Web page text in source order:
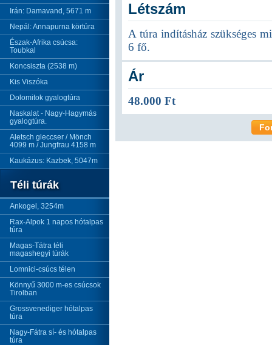
Irán: Damavand, 5671 m
Nepál: Annapurna körtúra
Észak-Afrika csúcsa:
Toubkal
Koncsiszta (2538 m)
Kis Viszóka
Dolomitok gyalogtúra
Naskalat - Nagy-Hagymás
gyalogtúra.
Aletsch gleccser / Mönch
4099 m / Jungfrau 4158 m
Kaukázus: Kazbek, 5047m
Téli túrák
Ankogel, 3254m
Rax-Alpok 1 napos hótalpas
túra
Magas-Tátra téli
magashegyi túrák
Lomnici-csúcs télen
Könnyű 3000 m-es csúcsok
Tirolban
Grossvenediger hótalpas
túra
Nagy-Fátra sí- és hótalpas
túra
Létszám
A túra indításház szükséges
6 fő.
Ár
48.000 Ft